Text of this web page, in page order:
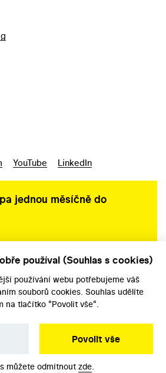
YouTube LinkedIn
jednou měsíčně do
používal (Souhlas s cookies)
používání webu potřebujeme váš
souborů cookies. Souhlas udělíte
na tlačítko "Povolit vše".
Povolit vše
můžete odmítnout zde